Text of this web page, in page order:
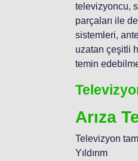
televizyoncu,
parçaları ile
sistemleri,
uzatan çeşitli
temin
Arıza
Televizyon
Yıldırım